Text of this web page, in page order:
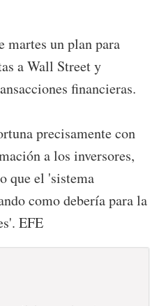
martes un plan para
a Wall Street y
financieras.
precisamente con
a los inversores,
que el 'sistema
como debería para la
EFE